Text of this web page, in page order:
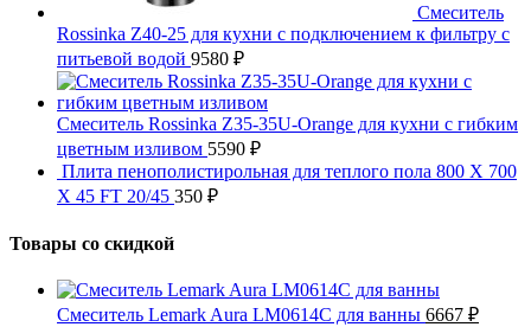
Смеситель
Rossinka Z40-25 для кухни с подключением к фильтру с
питьевой водой 9580 ₽
Смеситель Rossinka Z35-35U-Orange для кухни с гибким
цветным изливом 5590 ₽
Плита пенополистирольная для теплого пола 800 X 700
X 45 FT 20/45 350 ₽
Товары со скидкой
Смеситель Lemark Aura LM0614C для ванны 6667 ₽